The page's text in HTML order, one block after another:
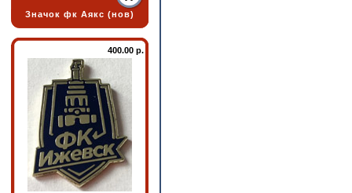
Значок фк Аякс (нов)
400.00 р.